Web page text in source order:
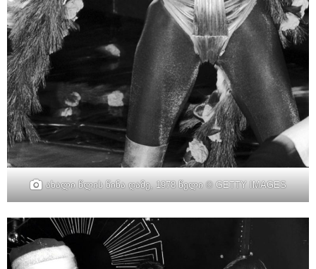
ახალი წლის წინა ღამე, 1978 წელი © GETTY IMAGES